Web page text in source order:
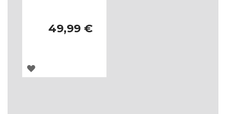
49,99 €
ADICIONAR